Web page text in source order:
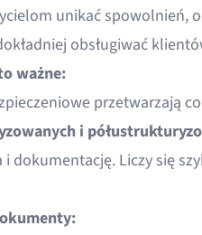
unikać spowolnień,
obsługiwać
ważne:
przetwarzają
i
i dokumentację. Liczy się